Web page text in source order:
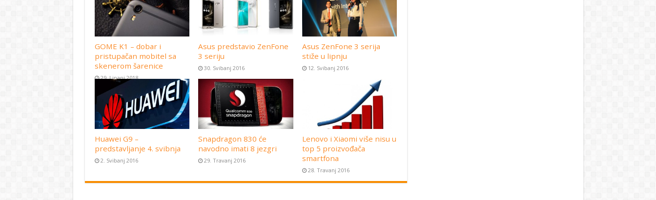
GOME K1 – dobar i
pristupačan mobitel sa
skenerom šarenice
29. Lipanj 2018
Asus predstavio ZenFone
3 seriju
30. Svibanj 2016
Asus ZenFone 3 serija
stiže u lipnju
12. Svibanj 2016
Huawei G9 –
predstavljanje 4. svibnja
2. Svibanj 2016
Snapdragon 830 će
navodno imati 8 jezgri
29. Travanj 2016
Lenovo i Xiaomi više nisu u
top 5 proizvođača
smartfona
28. Travanj 2016